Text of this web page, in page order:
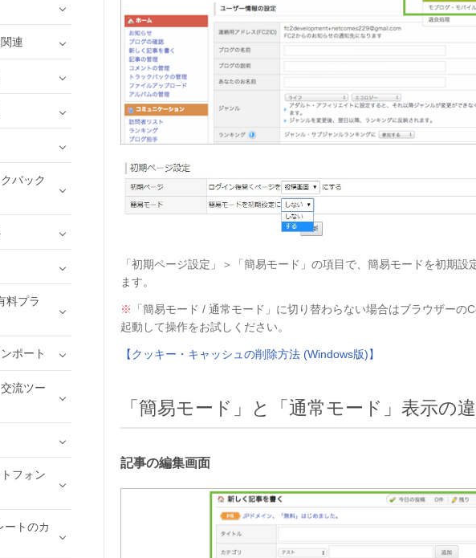
「初期ページ設定」＞「簡易モード」の項目で、簡易モードを初期
ます。
※
「簡易モード / 通常モード」に切り替わらない場合はブラウザー
起動して操作をお試しください。
【クッキー・キャッシュの削除方法 (Windows版)】
「簡易モード」と「通常モード」表示の
記事の編集画面
連
バック
料プラ
ポート
流ツー
フォン
ートのカ